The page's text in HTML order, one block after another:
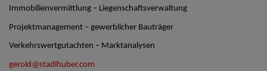
Immobilienvermittlung – Liegenschaftsverwaltung
Projektmanagement – gewerblicher Bauträger
Verkehrswertgutachten – Marktanalysen
gerold@stadlhuber.com